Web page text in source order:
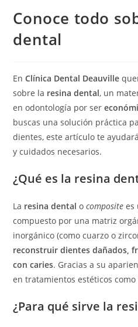
Conoce todo
dental
EnClínica Dental Deauville
sobre la resina dental, un
en odontología por ser
buscas una solución práctica
dientes, este artículo te
y cuidados necesarios.
¿Qué es la resina
La resina dental ocomposite es
compuesto por una matriz
inorgánico (como cuarzo o
reconstruir dientes dañados,
con caries. Gracias a su
en tratamientos estéticos
¿Para qué sirve la